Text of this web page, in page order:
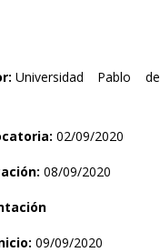
Universidad Pablo de
02/09/2020
08/09/2020
09/09/2020